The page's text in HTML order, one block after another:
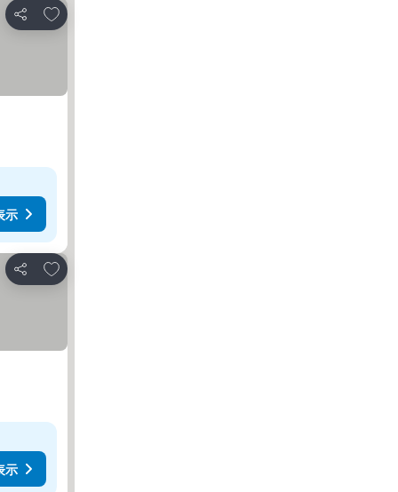
シェア
お気に入りに追加
示
シェア
お気に入りに追加
示